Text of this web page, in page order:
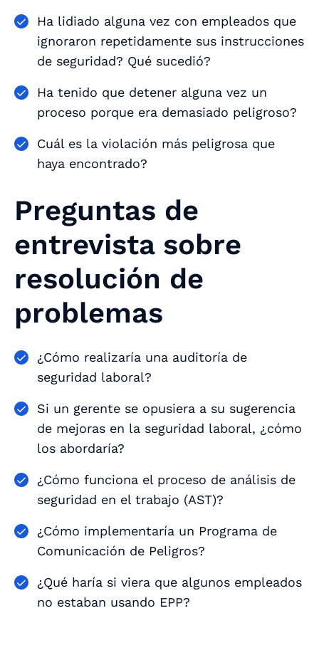
Ha lidiado alguna vez con empleados que
ignoraron repetidamente sus instrucciones
de seguridad? Qué sucedió?
Ha tenido que detener alguna vez un
proceso porque era demasiado peligroso?
Cuál es la violación más peligrosa que
haya encontrado?
Preguntas de
entrevista sobre
resolución de
problemas
¿Cómo realizaría una auditoría de
seguridad laboral?
Si un gerente se opusiera a su sugerencia
de mejoras en la seguridad laboral, ¿cómo
los abordaría?
¿Cómo funciona el proceso de análisis de
seguridad en el trabajo (AST)?
¿Cómo implementaría un Programa de
Comunicación de Peligros?
¿Qué haría si viera que algunos empleados
no estaban usando EPP?